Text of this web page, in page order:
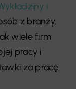
i
z branży.
wiele firm
pracy i
za pracę